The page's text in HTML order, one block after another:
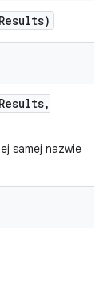
Results)
Results,
samej nazwie